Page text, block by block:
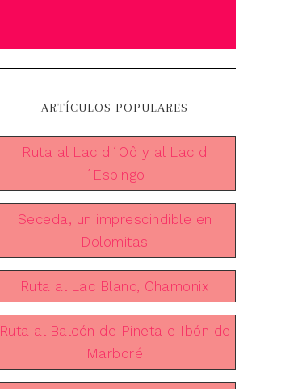
ARTÍCULOS POPULARES
Ruta al Lac d´Oô y al Lac d
´Espingo
Seceda, un imprescindible en
Dolomitas
Ruta al Lac Blanc, Chamonix
Ruta al Balcón de Pineta e Ibón de
Marboré